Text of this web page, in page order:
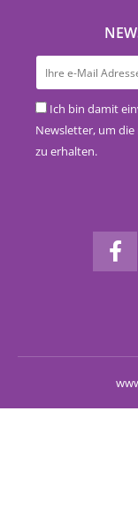
Ich bin damit
Newsletter, um
zu erhalten.